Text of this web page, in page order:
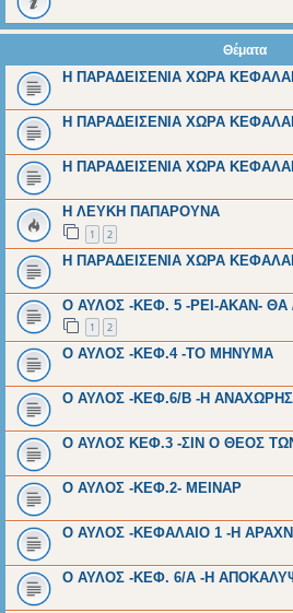
Θέματα
Η ΠΑΡΑΔΕΙΣΕΝΙΑ ΧΩΡΑ
Η ΠΑΡΑΔΕΙΣΕΝΙΑ ΧΩΡΑ
Η ΠΑΡΑΔΕΙΣΕΝΙΑ ΧΩΡΑ
Η ΛΕΥΚΗ ΠΑΠΑΡΟΥΝΑ
1 2
Η ΠΑΡΑΔΕΙΣΕΝΙΑ ΧΩΡΑ
Ο ΑΥΛΟΣ -ΚΕΦ. 5 -ΡΕΙ-ΑΚΑΝ-
1 2
Ο ΑΥΛΟΣ -ΚΕΦ.4 -ΤΟ ΜΗΝΥΜΑ
Ο ΑΥΛΟΣ -ΚΕΦ.6/Β -Η
Ο ΑΥΛΟΣ ΚΕΦ.3 -ΣΙΝ Ο ΘΕΟΣ
Ο ΑΥΛΟΣ -ΚΕΦ.2- ΜΕΙΝΑΡ
Ο ΑΥΛΟΣ -ΚΕΦΑΛΑΙΟ 1 -Η
Ο ΑΥΛΟΣ -ΚΕΦ. 6/Α -Η